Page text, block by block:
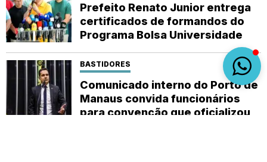
Prefeito Renato Junior entrega
certificados de formandos do
Programa Bolsa Universidade
BASTIDORES
Comunicado interno do Porto de
Manaus convida funcionários
para convenção que oficializou